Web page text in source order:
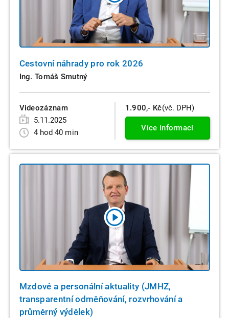
Cestovní náhrady pro rok 2026
Ing. Tomáš Smutný
Videozáznam
5.11.2025
4 hod 40 min
1.900,- Kč(vč. DPH)
Více informací
Mzdové a personální aktuality (JMHZ,
transparentní odměňování, rozvrhování a
průměrný výdělek)